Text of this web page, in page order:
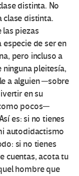
distinta. No
clase distinta.
piezas
especie de ser en
pero incluso a
pleitesía,
a alguien ─sobre
en su
pocos─
es: si no tienes
autodidactismo
si no tienes
cuentas, acota tu
hombre que